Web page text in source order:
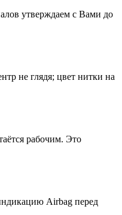
утверждаем с Вами до
не глядя; цвет нитки на
рабочим. Это
Airbag перед